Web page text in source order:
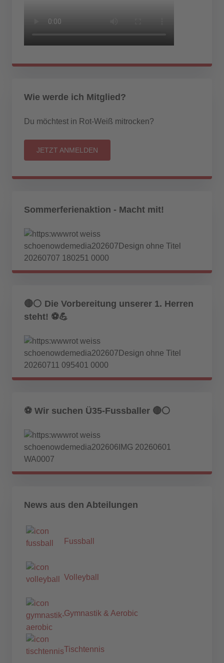
Wie werde ich Mitglied?
Du möchtest in Rot-Weiß mitrocken?
JETZT ANMELDEN
Sommerferienaktion - Macht mit!
🔴⚪ Die Vorbereitung unserer 1. Herren
steht! ⚽💪
⚽️ Wir suchen Ü35-Fussballer 🔴⚪️
News aus den Abteilungen
Fussball
Volleyball
Gymnastik & Aerobic
Tischtennis